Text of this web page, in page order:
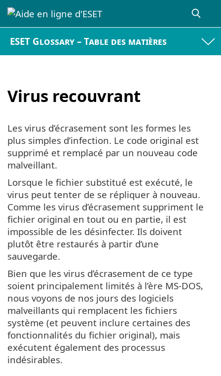
ESET Glossary – Table des matières
Virus recouvrant
Les virus d’écrasement sont les formes les
plus simples d’infection. Le code original est
supprimé et remplacé par un nouveau code
malveillant.
Lorsque le fichier substitué est exécuté, le
virus peut tenter de se répliquer à nouveau.
Comme les virus d’écrasement suppriment le
fichier original en tout ou en partie, il est
impossible de les désinfecter. Ils doivent
plutôt être restaurés à partir d’une
sauvegarde.
Bien que les virus d’écrasement de ce type
soient principalement limités à l’ère MS-DOS,
nous voyons de nos jours des logiciels
malveillants qui remplacent les fichiers
système (et peuvent inclure certaines des
fonctionnalités du fichier original), mais
exécutent également des processus
indésirables.